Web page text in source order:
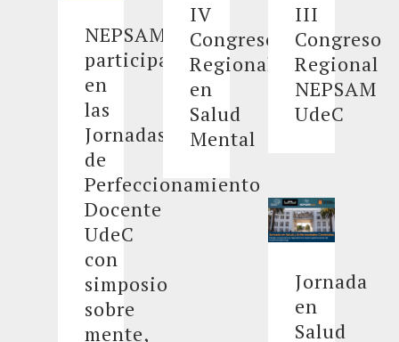
NEPSAM
participará
en
las
Jornadas
de
Perfeccionamiento
Docente
UdeC
con
simposio
sobre
mente,
IV
Congreso
Regional
en
Salud
Mental
III
Congreso
Regional
NEPSAM
UdeC
Jornada
en
Salud